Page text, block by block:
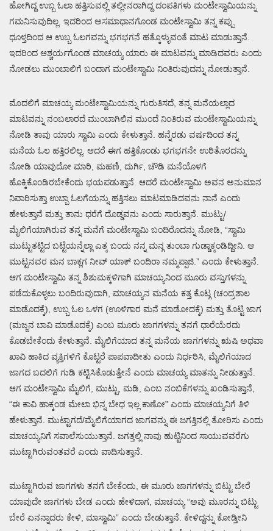
ಹೋಗಿದ್ದ ಉಬ್ಬ ಓಲಾ ಹತ್ತಿಸುವಲ್ಲಿ ತಲ್ಲೀನರಾಗಿದ್ದ ದಂಪತಿಗಳು ಮಂಟೇಸ್ವಾಮಿಯನ್ನು
ಗಮನಿಸುವುದಿಲ್ಲ. ಇದರಿಂದ ಅಸಮಾಧಾನಗೊಂಡ ಮಂಟೇಸ್ವಾಮಿ ತನ್ನ ಕಪ್ಪು
ಧೂಳ್ತದಿಂದ ಆ ಉಬ್ಬ ಓಲಗವನ್ನು ಭಗಭಗನೆ ಹತ್ಕೊಳ್ಳುವಂತೆ ಮಾಟ ಮಾಡುತ್ತಾನೆ.
ಇದರಿಂದ ಆಶ್ಚರ್ಯಗೊಂಡ ಮಾಚಯ್ಯ ಯಾರು ಈ ಮಾಟವನ್ನು ಮಾಡಿದವರು ಎಂದು
ನೋಡಲು ಮುಂಬಾಲಿಗೆ ಬಂದಾಗ ಮಂಟೇಸ್ವಾಮಿ ನಿಂತಿರುವುದನ್ನು ನೋಡುತ್ತಾನೆ.
ಮೊದಲಿಗೆ ಮಾಚಯ್ಯ ಮಂಟೇಸ್ವಾಮಿಯನ್ನು ಗುರುತಿಸದೆ, ತನ್ನ ಮನೆಯಲ್ಲಾದ
ಮಾಟವನ್ನು ನಂಬಲಾರದೆ ಮುಂಬಾಗಿಲಿನ ಮುಂದೆ ನಿಂತಿರುವ ಮಂಟೇಸ್ವಾಮಿಯನ್ನು
ನೋಡಿ ತಾವು ಯಾರು ಸ್ವಾಮಿ ಎಂದು ಕೇಳುತ್ತಾನೆ. ಹನ್ನೆರಡು ವರ್ಷದಿಂದ ತನ್ನ
ಮನೆಯ ಓಲ ಹತ್ತಿರಲಿಲ್ಲ. ಆದರೆ ಈಗ ಹತ್ತಿಕೊಂಡು ಭಗಭಗನೇ ಉರಿತೊರದನ್ನು
ನೋಡಿ ಯಾವುದೋ ಮಾರಿ, ಮಹಣಿ, ದುರ್ಗಿ, ಚೌಡಿ ಮನೆಯೊಳಗೆ
ಹೊಕ್ಕಿಕೊಂಡಿರಬೇಕೆಂದು ಭಯಪಡುತ್ತಾನೆ. ಆದರೆ ಮಂಟೇಸ್ವಾಮಿ ಅವನ ಅನುಮಾನ
ನಿವಾರಿಸುತ್ತಾ ಉಬ್ಬಾ ಓಲಗೆಯನ್ನು ಹತ್ತಿಸಲು ಮಾಟಮಾಡಿದವನು ನಾನೆ ಎಂದು
ಹೇಳುತ್ತಾನೆ ಮತ್ತು ತಾನು ಧರೆಗೆ ದೊಡ್ಡವನು ಎಂದು ಸಾರುತ್ತಾನೆ. ಮುಟ್ಟು/
ಮೈಲಿಗೆಯಾಗಿರುವ ತನ್ನ ಮನೆಗೆ ಮಂಟೇಸ್ವಾಮಿ ಬಂದಿರೊದನ್ನು ನೋಡಿ, “ಸ್ವಾಮಿ
ಮುಟ್ಟುತಟ್ಟಿದ ಬಟ್ಟೆಯನ್ನೆಲ್ಲಾ ಎತ್ಕ ಬಂದು ನನ್ನ ಮನ್ಗ ತುಂಬಾ ಗುಡ್ಡಾಕ್ಕಂಡಿದ್ದೀನಿ. ಆ
ಮುಟ್ಟನವರ ಮನ ಬಾಕ್ಲಗ ನೀವ್ ಯಾಕ್ ಬಂದಿರಾ ನಮ್ಮಪ್ಪಾಜಿ.” ಎಂದು ಕೇಳುತ್ತಾನೆ.
ಆಗ ಮಂಟೇಸ್ವಾಮಿ ತನ್ನ ಶಿಶುಮಕ್ಕಳಿಗಾಗಿ ಮಾಚಯ್ಯನಿಂದ ಮೂರು ವಸ್ತುಗಳನ್ನು
ಪಡೆದುಕೊಳ್ಳಲು ಬಂದಿರುವುದಾಗಿ, ಮಾಚಯ್ಯನ ಮನೆಯ ಕತ್ತ ಕೊಟ್ಗ (ಚಂದ್ರಶಾಲ
ಮಾಡೊದಕ್ಕೆ), ಉಬ್ಬ ಓಲ ಒಳಗ (ಊಳಿಗಾರ ಮನೆ ಮಾಡೋದಕ್ಕೆ) ಮತ್ತು ತೊಟ್ಟಿ ಜಾಗ
(ಮಜ್ಜನ ಬಾವಿ ಮಾಡೊದಕ್ಕೆ) ಎಂಬ ಮೂರು ಜಾಗಗಳನ್ನು ತನಗೆ ಧಾರೆಯೆರದು
ಕೊಡಬೇಕೆಂದು ಕೇಳುತ್ತಾನೆ. ಮೈಲಿಗೆಯಾದ ತನ್ನ ಮನೆಯ ಜಾಗಗಳನ್ನು ಋಷಿ ಅಥವಾ
ಖಾವಿ ಹಾಕಿದ ವ್ಯಕ್ತಿಗಳಿಗೆ ಕೊಟ್ಟರೆ ಪಾಪವಾದೀತು ಎಂದು ನಿರ್ಧರಿಸಿ, ಮೈಲಿಗೆಯಾದ
ಜಾಗದ ಬದಲಿಗೆ ಗುಡಿ ಕಟ್ಟಿಸಿಕೊಡುತ್ತೇನೆ ಎಂದು ಮಾಚಯ್ಯ ಮಾತನ್ನು ನೀಡುತ್ತಾನೆ.
ಆಗ ಮಂಟೇಸ್ವಾಮಿ ಮೈಲಿಗೆ, ಮುಟ್ಟು, ಮಡಿ, ಎಂಬ ನಂಬಿಕೆಗಳನ್ನು ಖಂಡಿಸುತ್ತಾನೆ,
“ಈ ಕಾವಿ ಹಾಕ್ಕಂಡ ಮೇಲಾ ಭಿನ್ನ ಬೇಧ ಇಲ್ಲ ಕಾಣೋ” ಎಂದು ಮಾಚಯ್ಯನಿಗೆ ತಿಳಿ
ಹೇಳುತ್ತಾನೆ. ಮುಟ್ಟಾಗದೆ/ಮೈಲಿಗೆಯಾಗದ ಜಾಗವನ್ನು ಈ ಜಗತ್ತಿನಲ್ಲಿ ತೋರಿಸು ಎಂದು
ಮಾಚಯ್ಯನಿಗೆ ಸವಾಲೆಸುಯುತ್ತಾನೆ. ಜಗತ್ತಲ್ಲಿ ನಾವು ಹುಟ್ಟಿನಿಂದ ಸಾಯುವವರೆಗು
ಮುಟ್ಟಾಗಿರುವಂತವರೆ ಎಂದು ವಾದಿಸುತ್ತಾನೆ.
ಮುಟ್ಟಾಗಿರುವ ಜಾಗಗಳು ತನಗೆ ಬೇಕೆಂದು, ಈ ಮೂರು ಜಾಗಗಳನ್ನು ಬಿಟ್ಟು ಬೇರೆ
ಯಾವುದೇ ಜಾಗಗಳು ಬೇಡ ಎಂದು ಹೇಳಿದಾಗ, ಮಾಚಯ್ಯ “ಅವು ಮೂರನ್ನು ಬಿಟ್ಟು
ಬೇರೆ ಏನನ್ನಾದರು ಕೇಳಿ, ಮಾಸ್ವಾಮಿ” ಎಂದು ಬೇಡುತ್ತಾನೆ. ಕೇಳಿದ್ದನ್ನು ಕೋಡ್ತೀನಿ